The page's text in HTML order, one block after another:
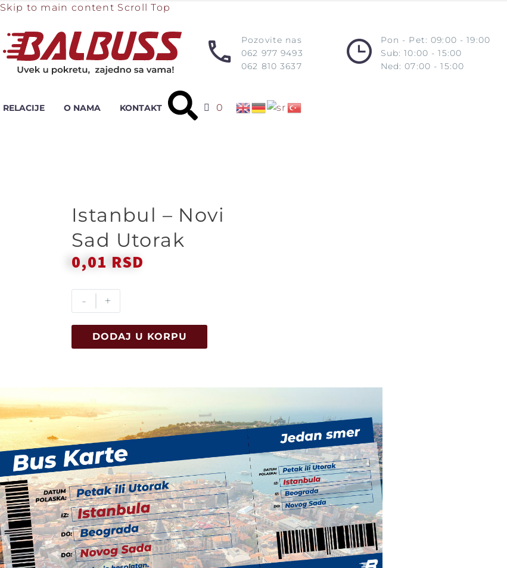
Skip to main content Scroll Top
Pozovite nas
062 977 9493
062 810 3637
Pon - Pet: 09:00 - 19:00
Sub: 10:00 - 15:00
Ned: 07:00 - 15:00
RELACIJE O NAMA KONTAKT 0
Istanbul – Novi
Sad Utorak
0,01 RSD
- +
DODAJ U KORPU